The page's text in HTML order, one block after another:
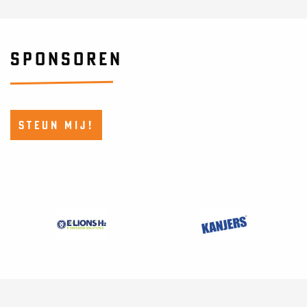
SPONSOREN
STEUN MIJ!